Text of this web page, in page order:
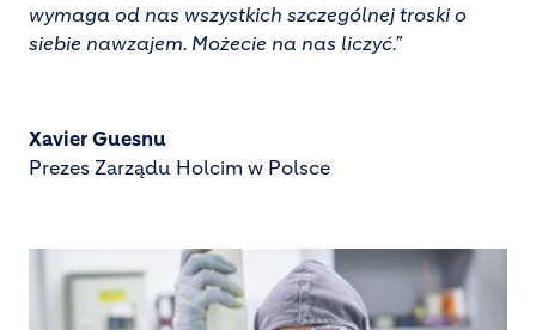
wymaga od nas wszystkich szczególnej troski o
siebie nawzajem. Możecie na nas liczyć."
Xavier Guesnu
Prezes Zarządu Holcim w Polsce